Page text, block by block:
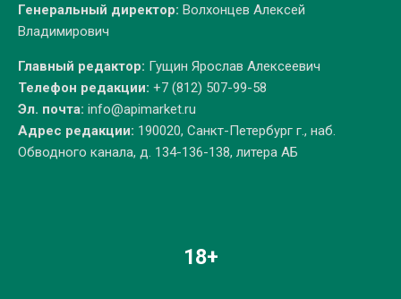
Генеральный директор: Волхонцев Алексей
Владимирович
Главный редактор: Гущин Ярослав Алексеевич
Телефон редакции: +7 (812) 507-99-58
Эл. почта: info@apimarket.ru
Адрес редакции: 190020, Санкт-Петербург г., наб.
Обводного канала, д. 134-136-138, литера АБ
18+